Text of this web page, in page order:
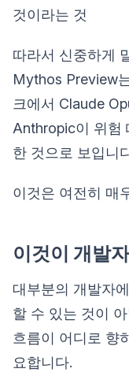
것이라는 것
따라서 신중하게
Mythos Preview
크에서 Claude
Anthropic이 위험
한 것으로 보입니
이것은 여전히 매
이것이 개발
대부분의 개발자
할 수 있는 것이
흐름이 어디로 향
요합니다.